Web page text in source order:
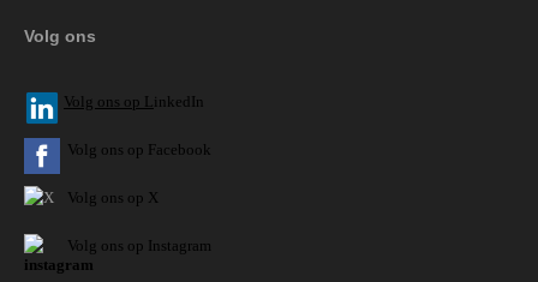
Volg ons
Volg ons op L inkedIn
Volg ons op Facebook
Volg ons op X
Volg ons op Instagram